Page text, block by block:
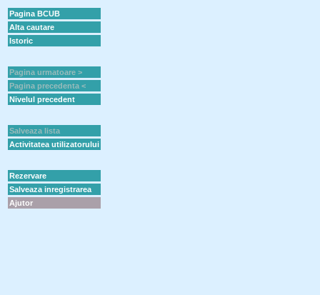
Pagina BCUB
Alta cautare
Istoric
Pagina urmatoare >
Pagina precedenta <
Nivelul precedent
Salveaza lista
Activitatea utilizatorului
Rezervare
Salveaza inregistrarea
Ajutor